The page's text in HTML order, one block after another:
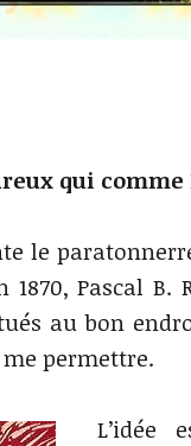
qui
le
Pascal
au bon
permettre.
L’idée